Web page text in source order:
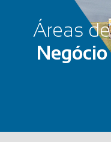
Áreas de
Negócio